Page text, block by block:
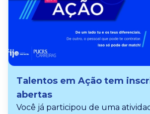
Talentos em Ação tem
abertas
Você já participou de uma